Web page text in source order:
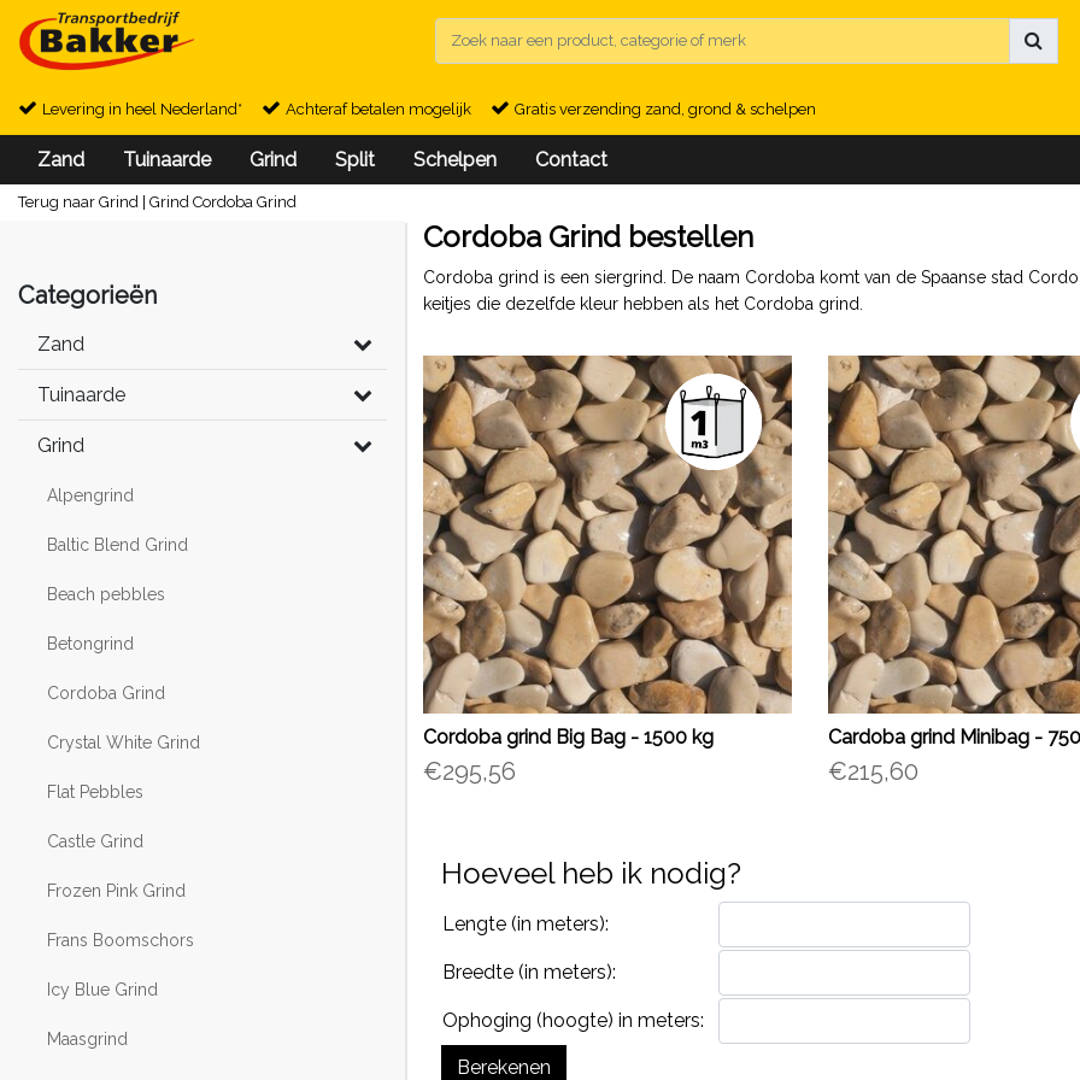
Levering in heel Nederland* Achteraf betalen mogelijk Gratis verzending zand, grond & schelpen
Zand Tuinaarde Grind Split Schelpen Contact
Terug naar Grind Grind Cordoba Grind
Categorieën
Zand
Tuinaarde
Grind
Alpengrind
Baltic Blend Grind
Beach pebbles
Betongrind
Cordoba Grind
Crystal White Grind
Flat Pebbles
Castle Grind
Frozen Pink Grind
Frans Boomschors
Icy Blue Grind
Maasgrind
Cordoba Grind bestellen
Cordoba grind is een siergrind. De naam Cordoba komt van de Spaanse stad
keitjes die dezelfde kleur hebben als het Cordoba grind.
Cordoba grind Big Bag - 1500 kg
€295,56
Cardoba grind Minibag -
€215,60
Hoeveel heb ik nodig?
Lengte (in meters):
Breedte (in meters):
Ophoging (hoogte) in meters:
Berekenen